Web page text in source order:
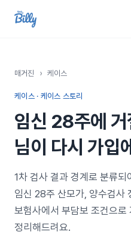
매거진 › 케이스
케이스 · 케이스 스토리
임신 28주에
님이 다시 가입
1차 검사 결과 경계로 분류
임신 28주 산모가, 양수검사
보험사에서 부담보 조건으로
정리해드려요.